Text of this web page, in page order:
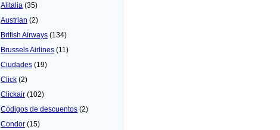
Alitalia (35)
Austrian (2)
British Airways (134)
Brussels Airlines (11)
Ciudades (19)
Click (2)
Clickair (102)
Códigos de descuentos (2)
Condor (15)